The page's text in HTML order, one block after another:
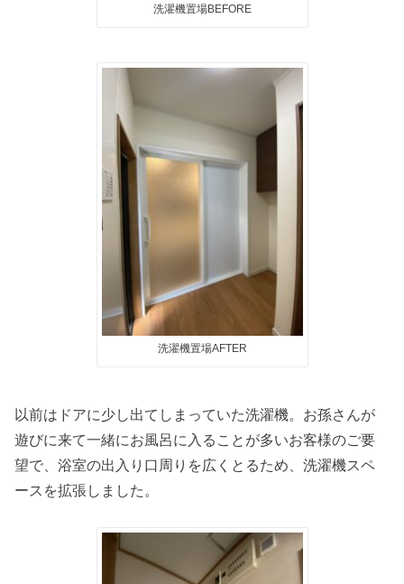
洗濯機置場BEFORE
洗濯機置場AFTER
以前はドアに少し出てしまっていた洗濯機。お孫さんが
遊びに来て一緒にお風呂に入ることが多いお客様のご要
望で、浴室の出入り口周りを広くとるため、洗濯機スペ
ースを拡張しました。